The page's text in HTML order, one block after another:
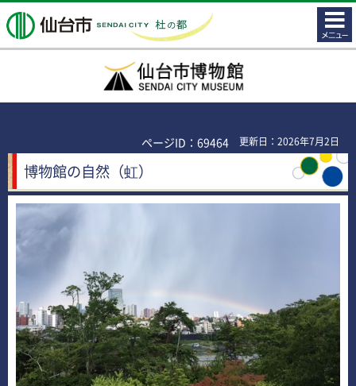
仙台市
コンテ
ンツメ
ニュー
仙台市博物館
ページID：69464 更新日：2026年7月2日
博物館の自然（虹）